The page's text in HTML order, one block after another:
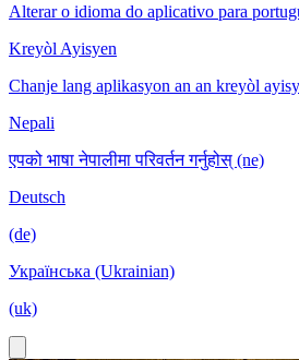
Alterar o idioma do aplicativo para
Kreyòl Ayisyen
Chanje lang aplikasyon an an kreyòl
Nepali
एपको भाषा नेपालीमा परिवर्तन गर्नुहोस् (ne)
Deutsch
(de)
Українська (Ukrainian)
(uk)